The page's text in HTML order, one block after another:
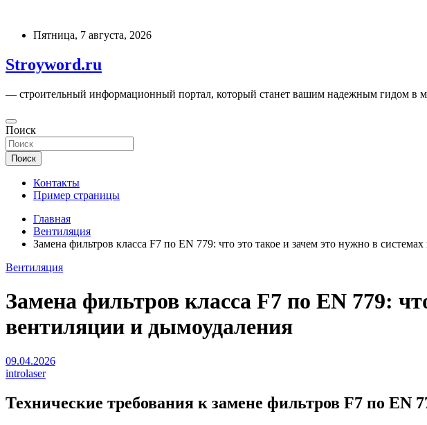
содержимому
Пятница, 7 августа, 2026
Stroyword.ru
— строительный информационный портал, который станет вашим надежным гидом в
Поиск
Поиск
Контакты
Пример страницы
Главная
Вентиляция
Замена фильтров класса F7 по EN 779: что это такое и зачем это нужно в
Вентиляция
Замена фильтров класса F7 по EN 779:
вентиляции и дымоудаления
09.04.2026
introlaser
Технические требования к замене фильтров F7 по EN